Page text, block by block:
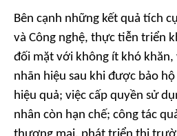
Bên cạnh những kết quả tích
và Công nghệ, thực tiễn triển
đối mặt với không ít khó
nhãn hiệu sau khi được bảo
hiệu quả; việc cấp quyền sử
nhân còn hạn chế; công tác